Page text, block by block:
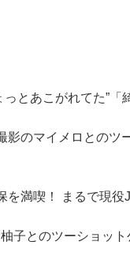
とあこがれてた”「
のマイメロとのツ
満喫！ まるで現役
子とのツーショッ